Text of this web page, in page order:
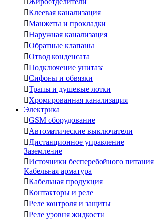
Жироотделители
Клеевая канализация
Манжеты и прокладки
Наружная канализация
Обратные клапаны
Отвод конденсата
Подключение унитаза
Сифоны и обвязки
Трапы и душевые лотки
Хромированная канализация
Электрика
GSM оборудование
Автоматические выключатели
Дистанционное управление
Заземление
Источники бесперебойного питания
Кабельная арматура
Кабельная продукция
Контакторы и реле
Реле контроля и защиты
Реле уровня жидкости